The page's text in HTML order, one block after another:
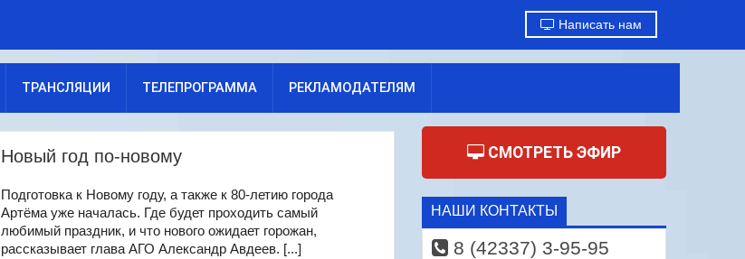
Написать нам
ТРАНСЛЯЦИИ ТЕЛЕПРОГРАММА РЕКЛАМОДАТЕЛЯМ
Новый год по-новому
Подготовка к Новому году, а также к 80-летию города
Артёма уже началась. Где будет проходить самый
любимый праздник, и что нового ожидает горожан,
рассказывает глава АГО Александр Авдеев. [...]
СМОТРЕТЬ ЭФИР
НАШИ КОНТАКТЫ
8 (42337) 3-95-95